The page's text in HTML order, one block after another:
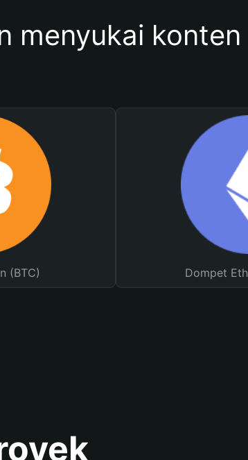
menyukai konten
(BTC) Dompet